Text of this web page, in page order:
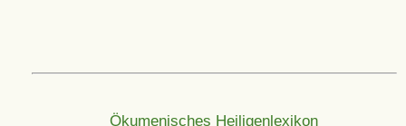
Ökumenisches Heiligenlexikon